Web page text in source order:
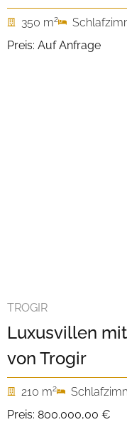
350 m2
Preis: Auf Anfrage
TROGIR
Luxusvillen
von Trogir
210 m2
Preis: 800.000,00 €